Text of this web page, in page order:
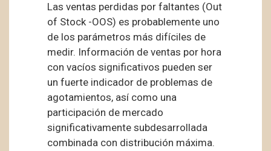
Las ventas perdidas por faltantes (Out
of Stock -OOS) es probablemente uno
de los parámetros más difíciles de
medir. Información de ventas por hora
con vacíos significativos pueden ser
un fuerte indicador de problemas de
agotamientos, así como una
participación de mercado
significativamente subdesarrollada
combinada con distribución máxima.